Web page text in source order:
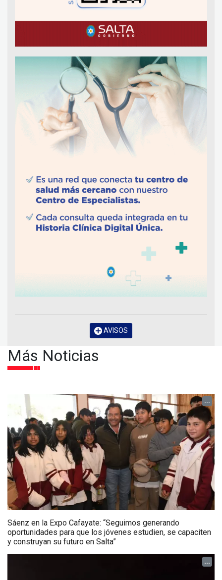
AVISOS
Más Noticias
...
Sáenz en la Expo Cafayate: “Seguimos generando
oportunidades para que los jóvenes estudien, se capaciten
y construyan su futuro en Salta”
...